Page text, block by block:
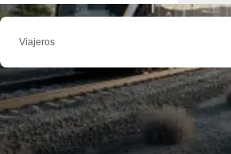
Viajeros